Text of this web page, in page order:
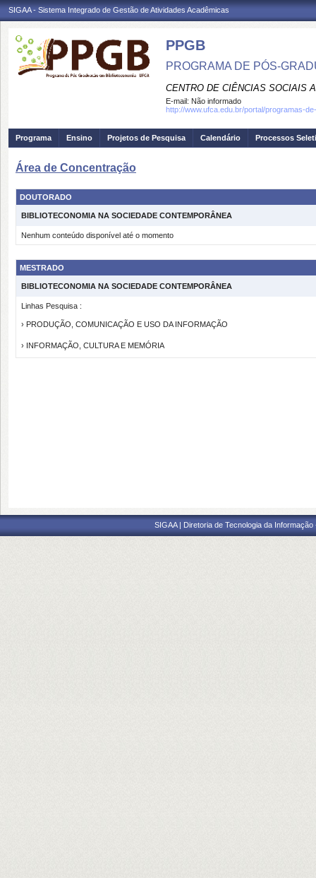
SIGAA - Sistema Integrado de Gestão de Atividades Acadêmicas
PPGB
PROGRAMA DE PÓS-
CENTRO DE CIÊNCIAS SOCIAIS
E-mail: Não informado
http://www.ufca.edu.br/portal/programas-
Programa Ensino Projetos de Pesquisa Calendário Processos
Área de Concentração
DOUTORADO
BIBLIOTECONOMIA NA SOCIEDADE CONTEMPORÂNEA
Nenhum conteúdo disponível até o momento
MESTRADO
BIBLIOTECONOMIA NA SOCIEDADE CONTEMPORÂNEA
Linhas Pesquisa :
› PRODUÇÃO, COMUNICAÇÃO E USO DA INFORMAÇÃO
› INFORMAÇÃO, CULTURA E MEMÓRIA
SIGAA | Diretoria de Tecnologia da